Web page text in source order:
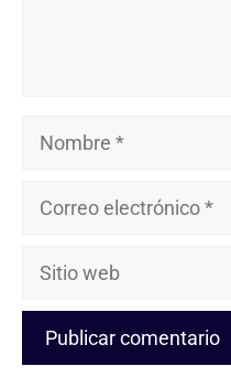
Nombre
Sitio